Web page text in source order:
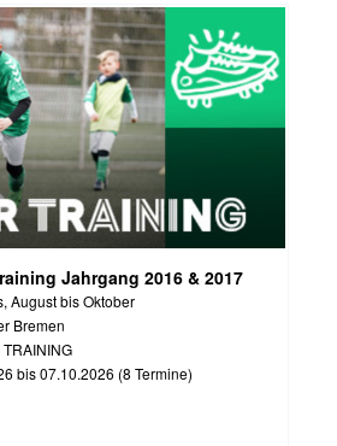
Jahrgang 2016 & 2017
August bis Oktober
Bremen
bis 07.10.2026 (8 Termine)